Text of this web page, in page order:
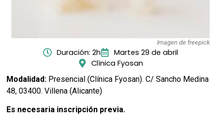
Imagen de freepick
Duración: 2h
Martes 29 de abril
Clínica Fyosan
Modalidad: Presencial (Clínica Fyosan). C/ Sancho Medina
48, 03400. Villena (Alicante)
Es necesaria inscripción previa.